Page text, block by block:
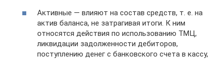
Активные — влияют на состав средств, т. е. на
актив баланса, не затрагивая итоги. К ним
относятся действия по использованию ТМЦ,
ликвидации задолженности дебиторов,
поступлению денег с банковского счета в кассу,